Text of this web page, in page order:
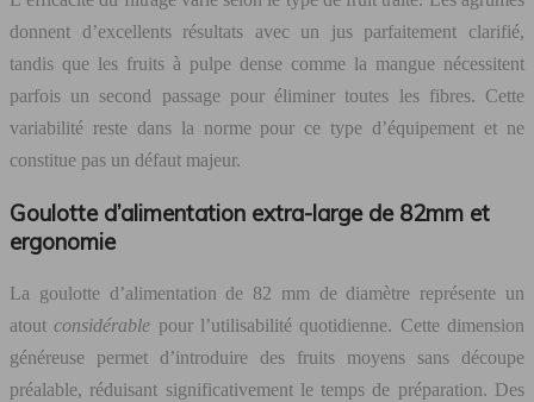
donnent d’excellents résultats avec un jus parfaitement clarifié,
tandis que les fruits à pulpe dense comme la mangue nécessitent
parfois un second passage pour éliminer toutes les fibres. Cette
variabilité reste dans la norme pour ce type d’équipement et ne
constitue pas un défaut majeur.
Goulotte d’alimentation extra-large de 82mm et
ergonomie
La goulotte d’alimentation de 82 mm de diamètre représente un
atoutconsidérable pour l’utilisabilité quotidienne. Cette dimension
généreuse permet d’introduire des fruits moyens sans découpe
préalable, réduisant significativement le temps de préparation. Des